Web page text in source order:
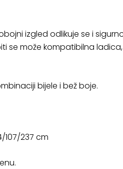
izgled odlikuje se i
se može kompatibilna
bijele i bež boje.
107/237 cm